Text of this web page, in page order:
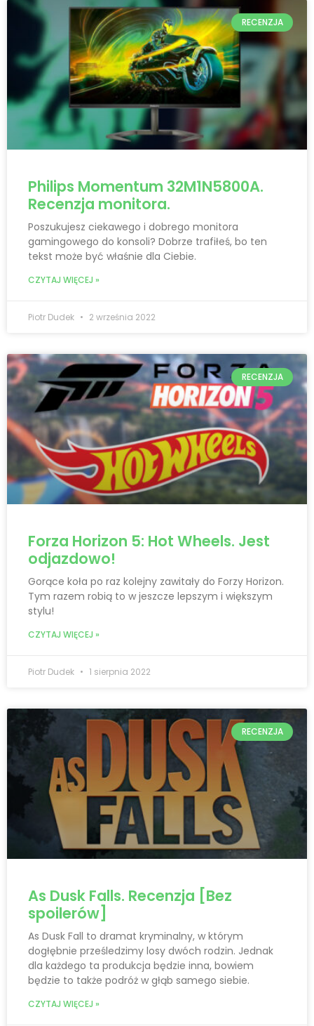
RECENZJA
Philips Momentum 32M1N5800A.
Recenzja monitora.
Poszukujesz ciekawego i dobrego monitora
gamingowego do konsoli? Dobrze trafiłeś, bo ten
tekst może być właśnie dla Ciebie.
CZYTAJ WIĘCEJ »
Piotr Dudek 2 września 2022
RECENZJA
Forza Horizon 5: Hot Wheels. Jest
odjazdowo!
Gorące koła po raz kolejny zawitały do Forzy Horizon.
Tym razem robią to w jeszcze lepszym i większym
stylu!
CZYTAJ WIĘCEJ »
Piotr Dudek 1 sierpnia 2022
RECENZJA
As Dusk Falls. Recenzja [Bez
spoilerów]
As Dusk Fall to dramat kryminalny, w którym
dogłębnie prześledzimy losy dwóch rodzin. Jednak
dla każdego ta produkcja będzie inna, bowiem
będzie to także podróż w głąb samego siebie.
CZYTAJ WIĘCEJ »